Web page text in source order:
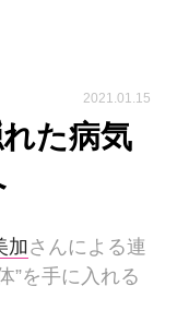
2021.01.15
た病気
加さんによる連
”を手に入れる